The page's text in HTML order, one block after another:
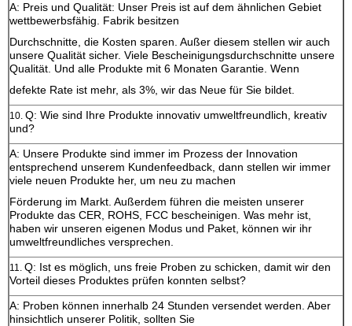
A: Preis und Qualität: Unser Preis ist auf dem ähnlichen Gebiet
wettbewerbsfähig. Fabrik besitzen
Durchschnitte, die Kosten sparen. Außer diesem stellen wir auch
unsere Qualität sicher. Viele Bescheinigungsdurchschnitte unsere
Qualität. Und alle Produkte mit 6 Monaten Garantie. Wenn
defekte Rate ist mehr, als 3%, wir das Neue für Sie bildet.
10. Q: Wie sind Ihre Produkte innovativ umweltfreundlich, kreativ
und?
A: Unsere Produkte sind immer im Prozess der Innovation
entsprechend unserem Kundenfeedback, dann stellen wir immer
viele neuen Produkte her, um neu zu machen
Förderung im Markt. Außerdem führen die meisten unserer
Produkte das CER, ROHS, FCC bescheinigen. Was mehr ist,
haben wir unseren eigenen Modus und Paket, können wir ihr
umweltfreundliches versprechen.
11. Q: Ist es möglich, uns freie Proben zu schicken, damit wir den
Vorteil dieses Produktes prüfen konnten selbst?
A: Proben können innerhalb 24 Stunden versendet werden. Aber
hinsichtlich unserer Politik, sollten Sie